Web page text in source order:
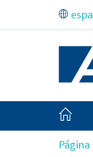
Saltar al